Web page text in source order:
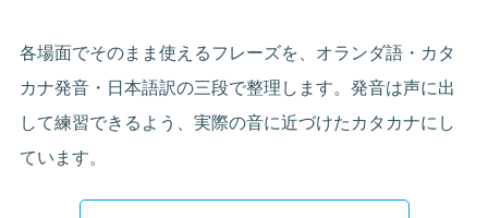
各場面でそのまま使えるフレーズを、オランダ語・カタ
カナ発音・日本語訳の三段で整理します。発音は声に出
して練習できるよう、実際の音に近づけたカタカナにし
ています。